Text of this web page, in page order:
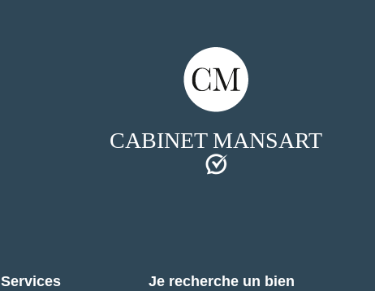
CABINET MANSART
Services Je recherche un bien